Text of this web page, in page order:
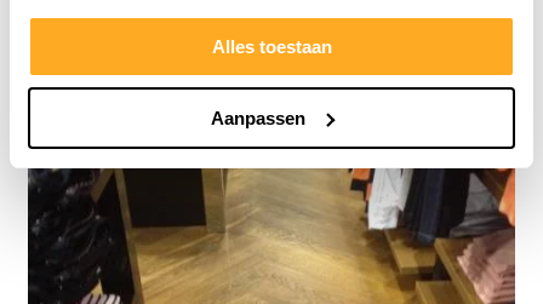
Alles toestaan
Aanpassen